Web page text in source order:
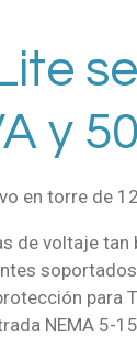
y
en torre de
de voltaje tan
para
NEMA 5-